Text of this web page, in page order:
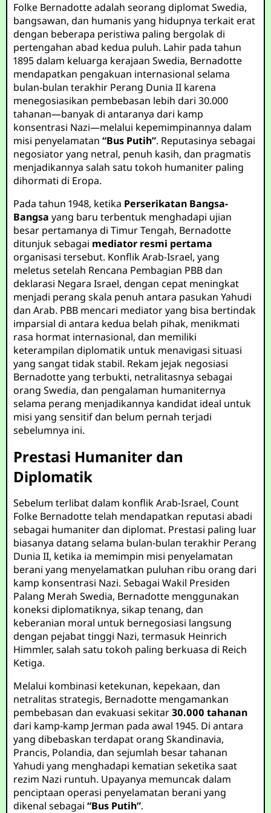
Folke Bernadotte adalah seorang diplomat Swedia,
bangsawan, dan humanis yang hidupnya terkait erat
dengan beberapa peristiwa paling bergolak di
pertengahan abad kedua puluh. Lahir pada tahun
1895 dalam keluarga kerajaan Swedia, Bernadotte
mendapatkan pengakuan internasional selama
bulan-bulan terakhir Perang Dunia II karena
menegosiasikan pembebasan lebih dari 30.000
tahanan—banyak di antaranya dari kamp
konsentrasi Nazi—melalui kepemimpinannya dalam
misi penyelamatan“Bus Putih”. Reputasinya sebagai
negosiator yang netral, penuh kasih, dan pragmatis
menjadikannya salah satu tokoh humaniter paling
dihormati di Eropa.
Pada tahun 1948, ketika Perserikatan Bangsa-
Bangsa yang baru terbentuk menghadapi ujian
besar pertamanya di Timur Tengah, Bernadotte
ditunjuk sebagai mediator resmi pertama
organisasi tersebut. Konflik Arab-Israel, yang
meletus setelah Rencana Pembagian PBB dan
deklarasi Negara Israel, dengan cepat meningkat
menjadi perang skala penuh antara pasukan Yahudi
dan Arab. PBB mencari mediator yang bisa bertindak
imparsial di antara kedua belah pihak, menikmati
rasa hormat internasional, dan memiliki
keterampilan diplomatik untuk menavigasi situasi
yang sangat tidak stabil. Rekam jejak negosiasi
Bernadotte yang terbukti, netralitasnya sebagai
orang Swedia, dan pengalaman humaniternya
selama perang menjadikannya kandidat ideal untuk
misi yang sensitif dan belum pernah terjadi
sebelumnya ini.
Prestasi Humaniter dan
Diplomatik
Sebelum terlibat dalam konflik Arab-Israel, Count
Folke Bernadotte telah mendapatkan reputasi abadi
sebagai humaniter dan diplomat. Prestasi paling luar
biasanya datang selama bulan-bulan terakhir Perang
Dunia II, ketika ia memimpin misi penyelamatan
berani yang menyelamatkan puluhan ribu orang dari
kamp konsentrasi Nazi. Sebagai Wakil Presiden
Palang Merah Swedia, Bernadotte menggunakan
koneksi diplomatiknya, sikap tenang, dan
keberanian moral untuk bernegosiasi langsung
dengan pejabat tinggi Nazi, termasuk Heinrich
Himmler, salah satu tokoh paling berkuasa di Reich
Ketiga.
Melalui kombinasi ketekunan, kepekaan, dan
netralitas strategis, Bernadotte mengamankan
pembebasan dan evakuasi sekitar30.000 tahanan
dari kamp-kamp Jerman pada awal 1945. Di antara
yang dibebaskan terdapat orang Skandinavia,
Prancis, Polandia, dan sejumlah besar tahanan
Yahudi yang menghadapi kematian seketika saat
rezim Nazi runtuh. Upayanya memuncak dalam
penciptaan operasi penyelamatan berani yang
dikenal sebagai“Bus Putih”.